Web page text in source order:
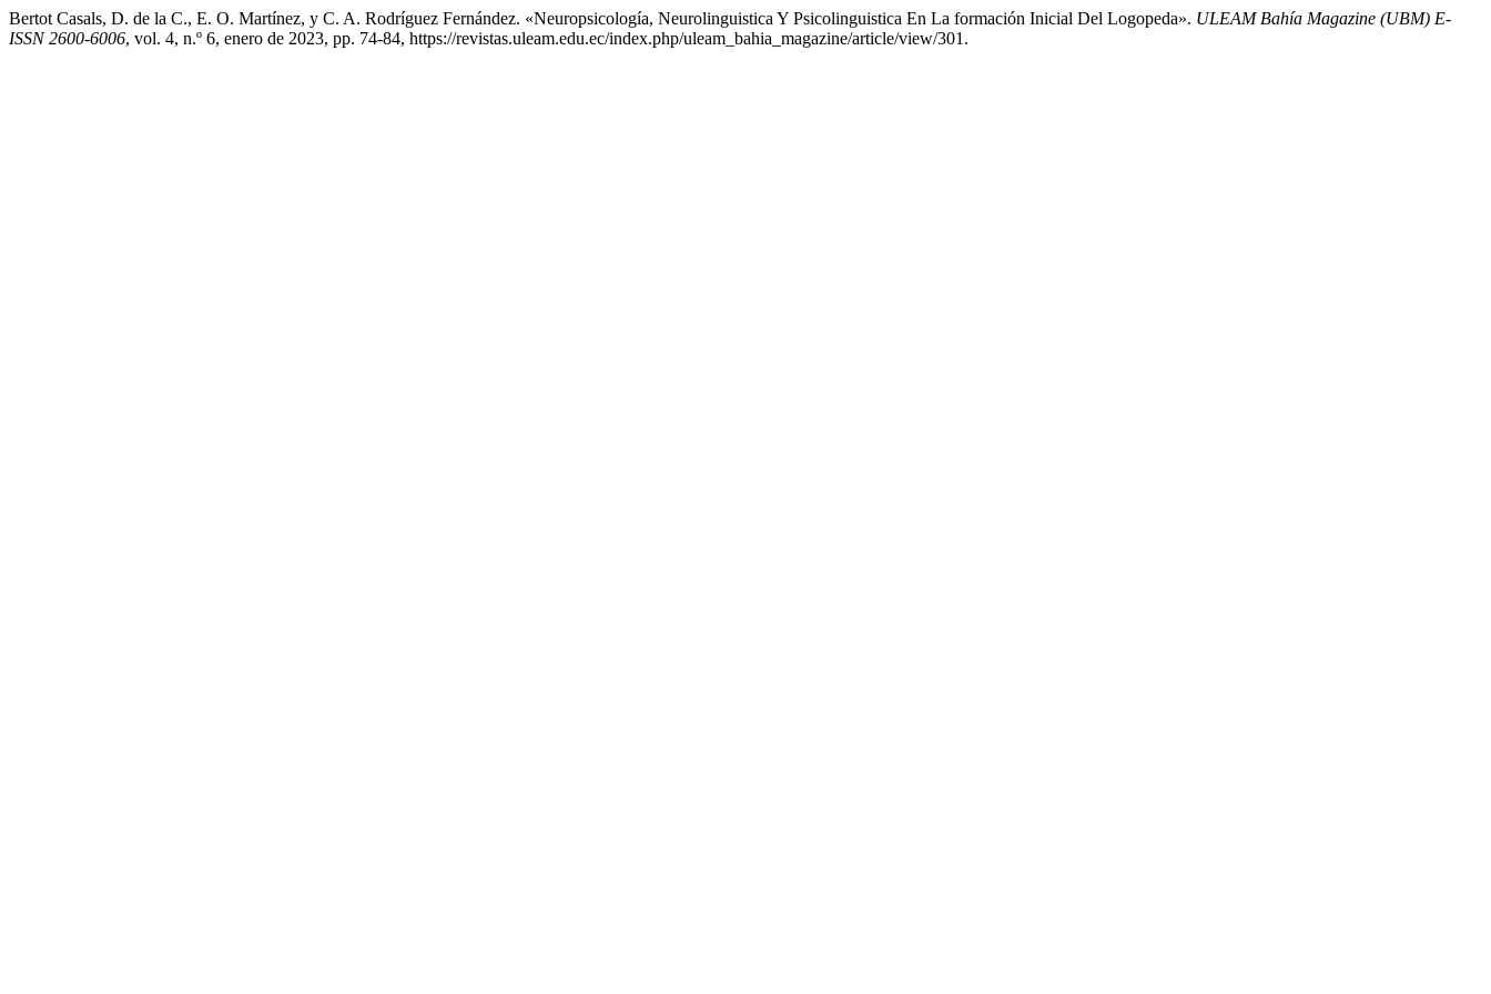
Bertot Casals, D. de la C., E. O. Martínez, y C. A. Rodríguez Fernández. «Neuropsicología, Neurolinguistica Y Psicolinguistica En La formación Inicial Del Logopeda». ULEAM Bahía Magazine (UBM) E-
ISSN 2600-6006, vol. 4, n.º 6, enero de 2023, pp. 74-84, https://revistas.uleam.edu.ec/index.php/uleam_bahia_magazine/article/view/301.